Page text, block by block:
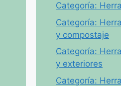
Categoría:
Categoría:
y compostaje
Categoría:
y exteriores
Categoría: